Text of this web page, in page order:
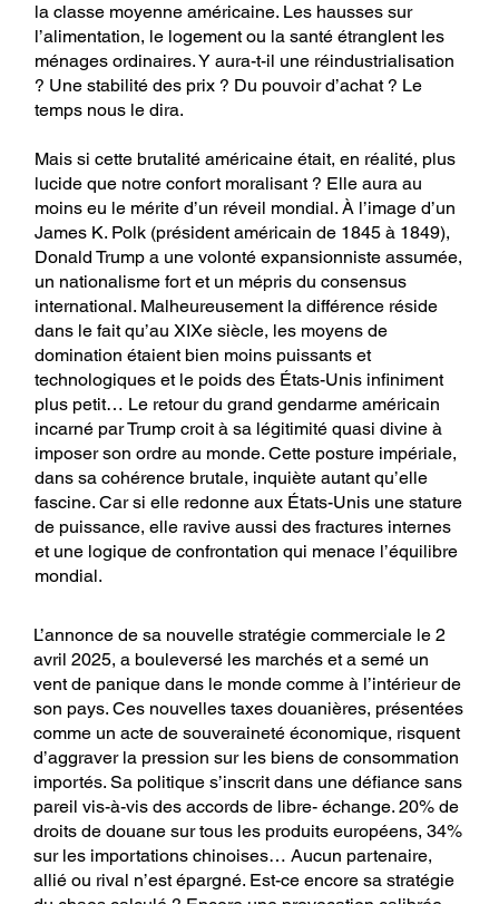
la classe moyenne américaine. Les hausses sur
l’alimentation, le logement ou la santé étranglent les
ménages ordinaires. Y aura-t-il une réindustrialisation
? Une stabilité des prix ? Du pouvoir d’achat ? Le
temps nous le dira.
Mais si cette brutalité américaine était, en réalité, plus
lucide que notre confort moralisant ? Elle aura au
moins eu le mérite d’un réveil mondial. À l’image d’un
James K. Polk (président américain de 1845 à 1849),
Donald Trump a une volonté expansionniste assumée,
un nationalisme fort et un mépris du consensus
international. Malheureusement la différence réside
dans le fait qu’au XIXe siècle, les moyens de
domination étaient bien moins puissants et
technologiques et le poids des États-Unis infiniment
plus petit… Le retour du grand gendarme américain
incarné par Trump croit à sa légitimité quasi divine à
imposer son ordre au monde. Cette posture impériale,
dans sa cohérence brutale, inquiète autant qu’elle
fascine. Car si elle redonne aux États-Unis une stature
de puissance, elle ravive aussi des fractures internes
et une logique de confrontation qui menace l’équilibre
mondial.
L’annonce de sa nouvelle stratégie commerciale le 2
avril 2025, a bouleversé les marchés et a semé un
vent de panique dans le monde comme à l’intérieur de
son pays. Ces nouvelles taxes douanières, présentées
comme un acte de souveraineté économique, risquent
d’aggraver la pression sur les biens de consommation
importés. Sa politique s’inscrit dans une défiance sans
pareil vis-à-vis des accords de libre- échange. 20% de
droits de douane sur tous les produits européens, 34%
sur les importations chinoises… Aucun partenaire,
allié ou rival n’est épargné. Est-ce encore sa stratégie